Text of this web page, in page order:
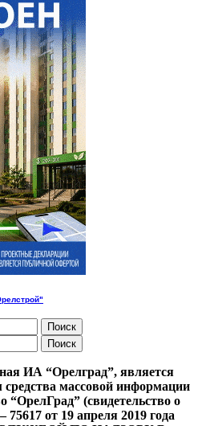
ИА “Орелград”, является
массовой информации
“ОрелГрад” (свидетельство о
от 19 апреля 2019 года